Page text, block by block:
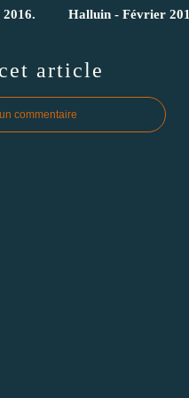
Halluin - Février
article
commentaire